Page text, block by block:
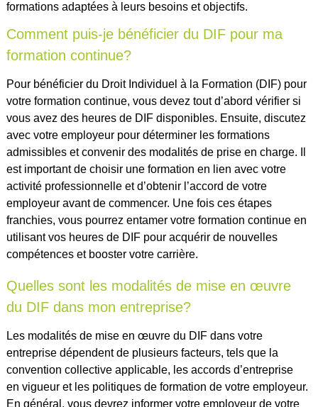
formations adaptées à leurs besoins et objectifs.
Comment puis-je bénéficier du DIF pour ma
formation continue?
Pour bénéficier du Droit Individuel à la Formation (DIF) pour
votre formation continue, vous devez tout d’abord vérifier si
vous avez des heures de DIF disponibles. Ensuite, discutez
avec votre employeur pour déterminer les formations
admissibles et convenir des modalités de prise en charge. Il
est important de choisir une formation en lien avec votre
activité professionnelle et d’obtenir l’accord de votre
employeur avant de commencer. Une fois ces étapes
franchies, vous pourrez entamer votre formation continue en
utilisant vos heures de DIF pour acquérir de nouvelles
compétences et booster votre carrière.
Quelles sont les modalités de mise en œuvre
du DIF dans mon entreprise?
Les modalités de mise en œuvre du DIF dans votre
entreprise dépendent de plusieurs facteurs, tels que la
convention collective applicable, les accords d’entreprise
en vigueur et les politiques de formation de votre employeur.
En général, vous devrez informer votre employeur de votre